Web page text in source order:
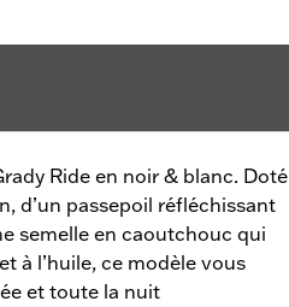
Ride en noir & blanc. Doté
d’un passepoil réfléchissant
semelle en caoutchouc qui
à l’huile, ce modèle vous
et toute la nuit